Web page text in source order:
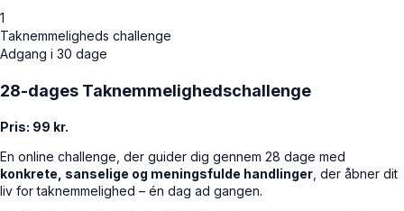
1
Taknemmeligheds challenge
Adgang i 30 dage
28-dages Taknemmelighedschallenge
Pris: 99 kr.
En online challenge, der guider dig gennem 28 dage med
konkrete, sanselige og meningsfulde handlinger , der åbner dit
liv for taknemmelighed – én dag ad gangen.